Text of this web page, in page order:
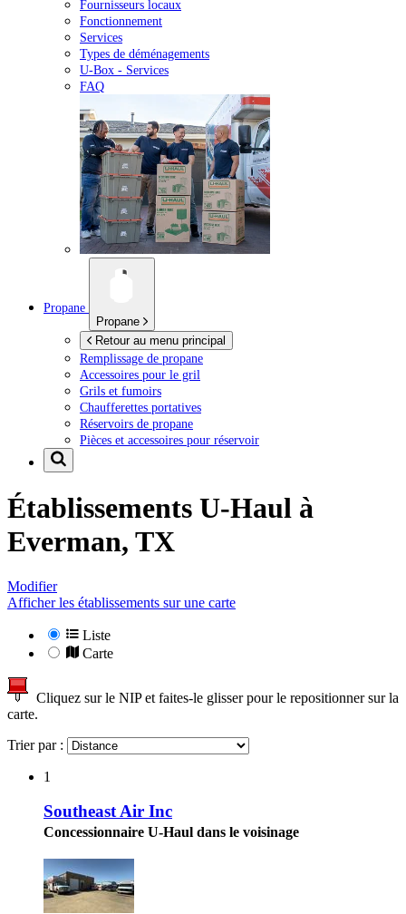
Fournisseurs locaux
Fonctionnement
Services
Types de déménagements
U-Box - Services
FAQ
Propane
Propane
Retour au menu principal
Remplissage de propane
Accessoires pour le gril
Grils et fumoirs
Chaufferettes portatives
Réservoirs de propane
Pièces et accessoires pour réservoir
Établissements U-Haul à
Everman, TX
Modifier
Afficher les établissements sur une carte
Liste
Carte
Cliquez sur le NIP et faites-le glisser pour le repositionner sur la
carte.
Trier par :
1
Southeast Air Inc
Concessionnaire U-Haul dans le voisinage